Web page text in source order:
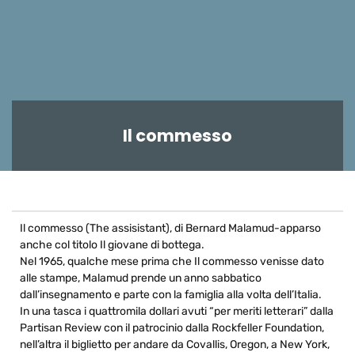
Il commesso
Il commesso (The assisistant), di Bernard Malamud-apparso
anche col titolo Il giovane di bottega.
Nel 1965, qualche mese prima che Il commesso venisse dato
alle stampe, Malamud prende un anno sabbatico
dall’insegnamento e parte con la famiglia alla volta dell’Italia.
In una tasca i quattromila dollari avuti “per meriti letterari” dalla
Partisan Review con il patrocinio dalla Rockfeller Foundation,
nell’altra il biglietto per andare da Covallis, Oregon, a New York,